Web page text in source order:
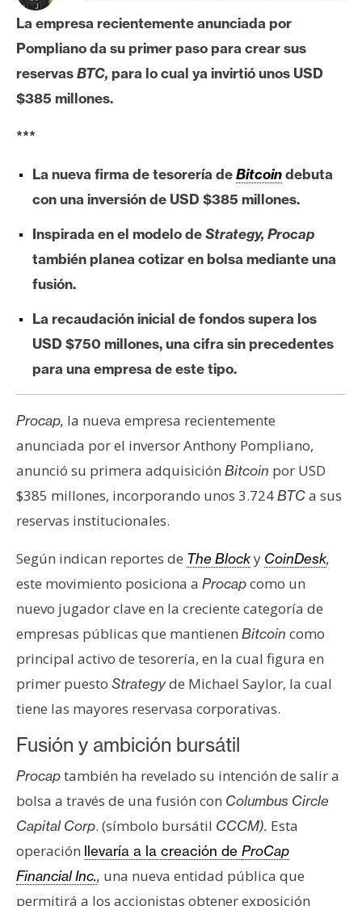
c
o
n
h
e
e
u
m
I
A
A
n
á
l
i
i
s
N
o
a
s
d
P
r
n
s
a
La empresa recientemente anunciada por
Pompliano da su primer paso para crear sus
reservasBTC, para lo cual ya invirtió unos USD
$385 millones.
***
La nueva firma de tesorería deBitcoindebuta
con una inversión de USD $385 millones.
Inspirada en el modelo deStrategy, Procap
también planea cotizar en bolsa mediante una
fusión.
La recaudación inicial de fondos supera los
USD $750 millones, una cifra sin precedentes
para una empresa de este tipo.
Procap, la nueva empresa recientemente
anunciada por el inversor Anthony Pompliano,
anunció su primera adquisición Bitcoin por USD
$385 millones, incorporando unos 3.724BTCa sus
reservas institucionales.
Según indican reportes de The Blocky CoinDesk,
este movimiento posiciona a Procapcomo un
nuevo jugador clave en la creciente categoría de
empresas públicas que mantienen Bitcoin como
principal activo de tesorería, en la cual figura en
primer puesto Strategyde Michael Saylor, la cual
tiene las mayores reservasa corporativas.
Fusión y ambición bursátil
Procaptambién ha revelado su intención de salir a
bolsa a través de una fusión con Columbus Circle
Capital Corp. (símbolo bursátil CCCM). Esta
operación llevaría a la creación de ProCap
Financial Inc., una nueva entidad pública que
permitirá a los accionistas obtener exposición